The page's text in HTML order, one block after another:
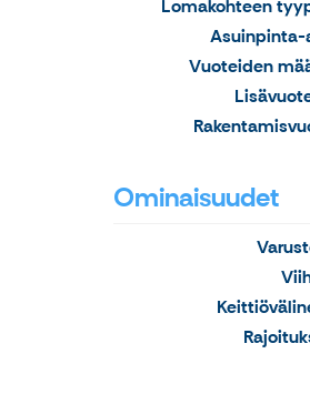
Lomakohteen
Asuinpinta-
Vuoteiden
Ominaisuudet